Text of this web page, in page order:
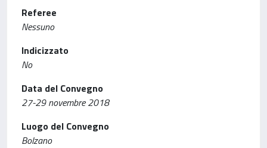
Referee
Nessuno
Indicizzato
No
Data del Convegno
27-29 novembre 2018
Luogo del Convegno
Bolzano